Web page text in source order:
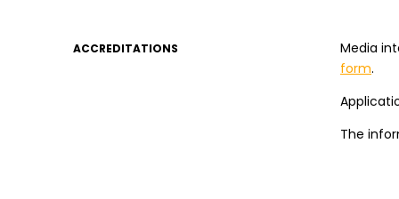
ACCREDITATIONS
Media
form.
The